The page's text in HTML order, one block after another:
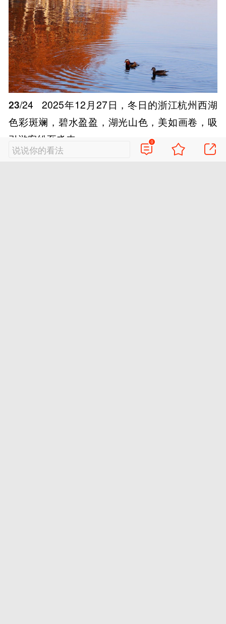
23/24
2025年12月27日，冬日的浙江杭州西湖
色彩斑斓，碧水盈盈，湖光山色，美如画卷，吸
引游客纷至沓来。
说说你的看法
0